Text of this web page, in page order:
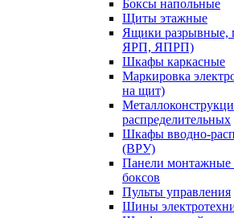
Боксы напольные
Щиты этажные
Ящики разрывные,
ЯРП, ЯПРП)
Шкафы каркасные
Маркировка
на щит)
распределительных
Шкафы вводно-
(ВРУ)
Панели монтажные
боксов
Пульты управления
Шины